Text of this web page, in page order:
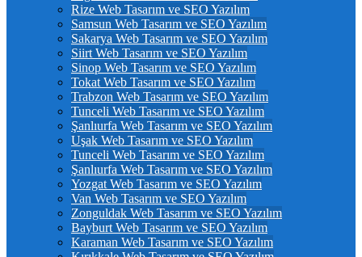
Rize Web Tasarım ve SEO Yazılım
Samsun Web Tasarım ve SEO Yazılım
Sakarya Web Tasarım ve SEO Yazılım
Siirt Web Tasarım ve SEO Yazılım
Sinop Web Tasarım ve SEO Yazılım
Tokat Web Tasarım ve SEO Yazılım
Trabzon Web Tasarım ve SEO Yazılım
Tunceli Web Tasarım ve SEO Yazılım
Şanlıurfa Web Tasarım ve SEO Yazılım
Uşak Web Tasarım ve SEO Yazılım
Tunceli Web Tasarım ve SEO Yazılım
Şanlıurfa Web Tasarım ve SEO Yazılım
Yozgat Web Tasarım ve SEO Yazılım
Van Web Tasarım ve SEO Yazılım
Zonguldak Web Tasarım ve SEO Yazılım
Bayburt Web Tasarım ve SEO Yazılım
Karaman Web Tasarım ve SEO Yazılım